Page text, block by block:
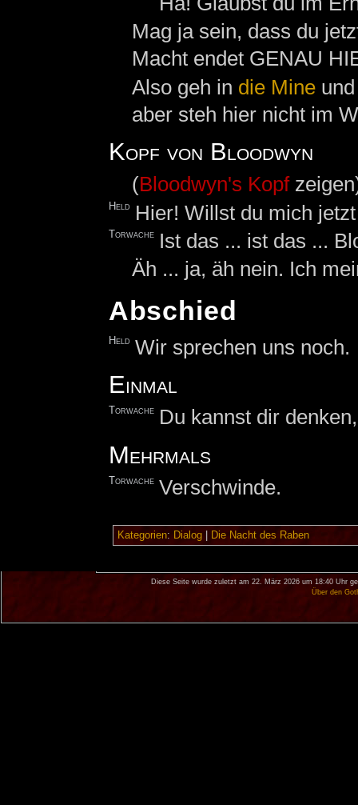
Mag ja sein, dass du
Macht endet GENAU
Also geh in die Mineund
aber steh hier nicht im
Kopf von Bloodwyn
(Bloodwyn's Kopf
Held Hier! Willst du mich
Torwache Ist das ... ist das ...
Äh ... ja, äh nein. Ich
Abschied
Held Wir sprechen uns noch.
Einmal
Torwache Du kannst dir
Mehrmals
Torwache Verschwinde.
Kategorien: Dialog| Die Nacht des Raben
Diese Seite wurde zuletzt am 22. März 2026 um 18:40 Uhr
Über den